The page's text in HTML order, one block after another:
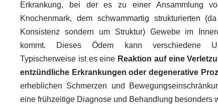
Erkrankung, bei der es zu einer Ansammlung
Knochenmark, dem schwammartig strukturierten
Konsistenz sondern um Struktur) Gewebe im
kommt. Dieses Ödem kann verschiedene
Typischerweise ist es eine Reaktion auf eine
entzündliche Erkrankungen oder degenerative
erheblichen Schmerzen und
eine frühzeitige Diagnose und Behandlung besonders